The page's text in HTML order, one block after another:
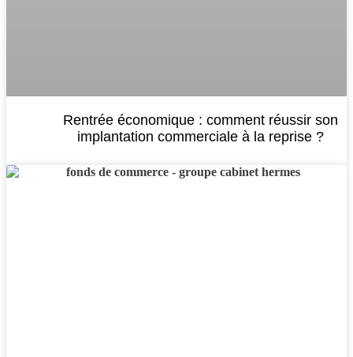
Rentrée économique : comment réussir son
implantation commerciale à la reprise ?